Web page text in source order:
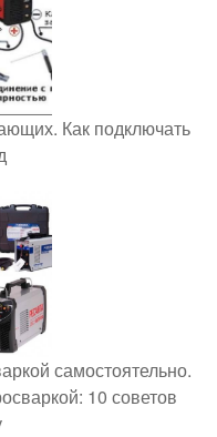
Как подключать
самостоятельно.
10 советов